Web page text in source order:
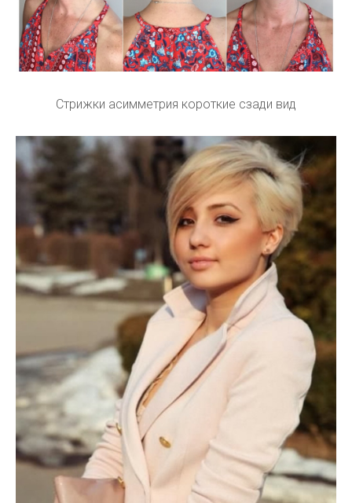
Стрижки асимметрия короткие сзади вид